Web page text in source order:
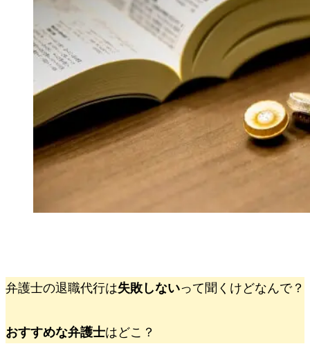
弁護士の退職代行は失敗しないって聞くけどなんで？
おすすめな弁護士はどこ？